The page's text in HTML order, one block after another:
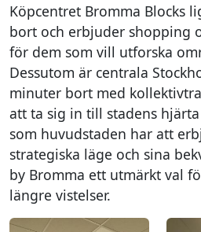
Köpcentret Bromma Blocks
bort och erbjuder shopping
för dem som vill utforska
Dessutom är centrala
minuter bort med
att ta sig in till stadens
som huvudstaden har att
strategiska läge och sina
by Bromma ett utmärkt val
längre vistelser.